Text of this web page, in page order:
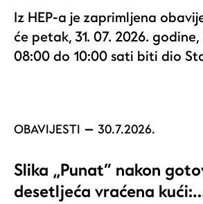
Iz HEP-a je zaprimljena
će petak, 31. 07. 2026.
08:00 do 10:00 sati biti dio
OBAVIJESTI 30.7.2026.
Slika „Punat“ nakon
desetljeća vraćena